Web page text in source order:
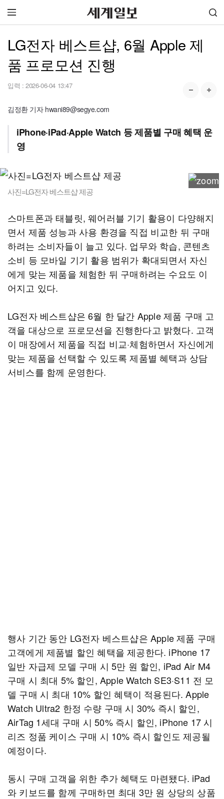
LG전자 베스트샵, 6월 Apple 제
품 프로모션 진행
입력 : 2026-06-04 13:47
김정환 기자 hwani89@segye.com
iPhone·iPad·Apple Watch 등 제품별 구매 혜택 운
영
사진=LG전자 베스트샵 제공
스마트폰과 태블릿, 웨어러블 기기 활용이 다양해지
면서 제품 성능과 사용 환경을 직접 비교한 뒤 구매
하려는 소비자들이 늘고 있다. 업무와 학습, 콘텐츠
소비 등 모바일 기기 활용 범위가 확대되면서 자신
에게 맞는 제품을 체험한 뒤 구매하려는 수요도 이
어지고 있다.
LG전자 베스트샵은 6월 한 달간 Apple 제품 구매 고
객을 대상으로 프로모션을 진행한다고 밝혔다. 고객
이 매장에서 제품을 직접 비교·체험하면서 자신에게
맞는 제품을 선택할 수 있도록 제품별 혜택과 상담
서비스를 함께 운영한다.
행사 기간 동안 LG전자 베스트샵은 Apple 제품 구매
고객에게 제품별 할인 혜택을 제공한다. iPhone 17
일반 자급제 모델 구매 시 5만 원 할인, iPad Air M4
구매 시 최대 5% 할인, Apple Watch SE3·S11 전 모
델 구매 시 최대 10% 할인 혜택이 적용된다. Apple
Watch Ultra2 한정 수량 구매 시 30% 즉시 할인,
AirTag 1세대 구매 시 50% 즉시 할인, iPhone 17 시
리즈 정품 케이스 구매 시 10% 즉시 할인도 제공될
예정이다.
동시 구매 고객을 위한 추가 혜택도 마련됐다. iPad
와 키보드를 함께 구매하면 최대 3만 원 상당의 상품